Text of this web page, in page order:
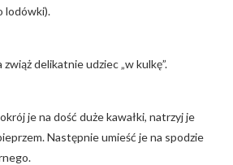
lodówki).
delikatnie udziec „w kulkę”.
je na dość duże kawałki, natrzyj je
Następnie umieść je na spodzie